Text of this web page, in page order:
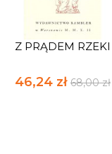
Z PRĄDEM RZEKI
46,24 zł 68,00 zł